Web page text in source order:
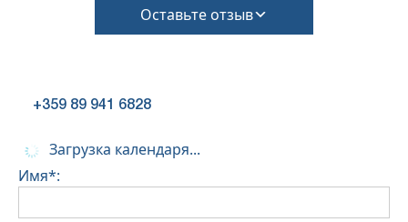
Оставьте отзыв
+359 89 941 6828
Загрузка календаря...
Имя*: